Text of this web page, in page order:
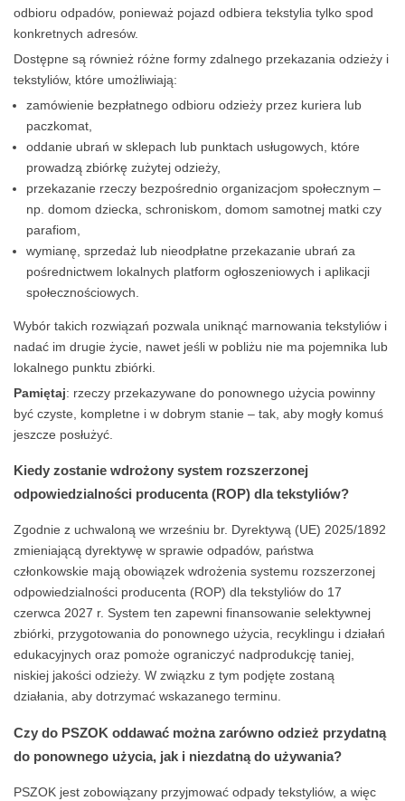
odbioru odpadów, ponieważ pojazd odbiera tekstylia tylko spod
konkretnych adresów.
Dostępne są również różne formy zdalnego przekazania odzieży i
tekstyliów, które umożliwiają:
zamówienie bezpłatnego odbioru odzieży przez kuriera lub
paczkomat,
oddanie ubrań w sklepach lub punktach usługowych, które
prowadzą zbiórkę zużytej odzieży,
przekazanie rzeczy bezpośrednio organizacjom społecznym –
np. domom dziecka, schroniskom, domom samotnej matki czy
parafiom,
wymianę, sprzedaż lub nieodpłatne przekazanie ubrań za
pośrednictwem lokalnych platform ogłoszeniowych i aplikacji
społecznościowych.
Wybór takich rozwiązań pozwala uniknąć marnowania tekstyliów i
nadać im drugie życie, nawet jeśli w pobliżu nie ma pojemnika lub
lokalnego punktu zbiórki.
Pamiętaj: rzeczy przekazywane do ponownego użycia powinny
być czyste, kompletne i w dobrym stanie – tak, aby mogły komuś
jeszcze posłużyć.
Kiedy zostanie wdrożony system rozszerzonej
odpowiedzialności producenta (ROP) dla tekstyliów?
Zgodnie z uchwaloną we wrześniu br. Dyrektywą (UE) 2025/1892
zmieniającą dyrektywę w sprawie odpadów, państwa
członkowskie mają obowiązek wdrożenia systemu rozszerzonej
odpowiedzialności producenta (ROP) dla tekstyliów do 17
czerwca 2027 r. System ten zapewni finansowanie selektywnej
zbiórki, przygotowania do ponownego użycia, recyklingu i działań
edukacyjnych oraz pomoże ograniczyć nadprodukcję taniej,
niskiej jakości odzieży. W związku z tym podjęte zostaną
działania, aby dotrzymać wskazanego terminu.
Czy do PSZOK oddawać można zarówno odzież przydatną
do ponownego użycia, jak i niezdatną do używania?
PSZOK jest zobowiązany przyjmować odpady tekstyliów, a więc